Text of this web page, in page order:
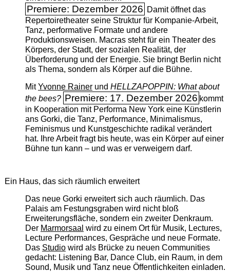
Premiere: Dezember 2026 Damit öffnet das
Repertoiretheater seine Struktur für Kompanie-Arbeit,
Tanz, performative Formate und andere
Produktionsweisen. Macras steht für ein Theater des
Körpers, der Stadt, der sozialen Realität, der
Überforderung und der Energie. Sie bringt Berlin nicht
als Thema, sondern als Körper auf die Bühne.
MitYvonne Rainerund HELLZAPOPPIN: What about
the bees? Premiere: 17. Dezember 2026 kommt
in Kooperation mit Performa New York eine Künstlerin
ans Gorki, die Tanz, Performance, Minimalismus,
Feminismus und Kunstgeschichte radikal verändert
hat. Ihre Arbeit fragt bis heute, was ein Körper auf einer
Bühne tun kann – und was er verweigern darf.
Ein Haus, das sich räumlich erweitert
Das neue Gorki erweitert sich auch räumlich. Das
Palais am Festungsgraben wird nicht bloß
Erweiterungsfläche, sondern ein zweiter Denkraum.
Der Marmorsaal wird zu einem Ort für Musik, Lectures,
Lecture Performances, Gespräche und neue Formate.
Das Studiowird als Brücke zu neuen Communities
gedacht: Listening Bar, Dance Club, ein Raum, in dem
Sound, Musik und Tanz neue Öffentlichkeiten einladen.